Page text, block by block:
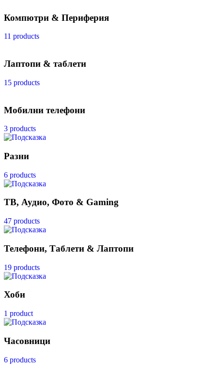
Компютри & Периферия
11 products
Лаптопи & таблети
15 products
Мобилни телефони
3 products
Разни
6 products
ТВ, Аудио, Фото & Gaming
47 products
Телефони, Таблети & Лаптопи
19 products
Хоби
1 product
Часовници
6 products